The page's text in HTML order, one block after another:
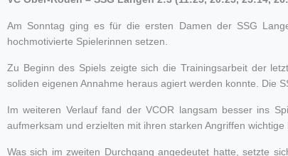
Am Sonntag ging es für die ersten Damen der SSG
hochmotivierte Spielerinnen setzen.
Zu Beginn des Spiels zeigte sich die Trainingsarbeit der
soliden eigenen Annahme heraus agiert werden konnte. Die
Im weiteren Verlauf fand der VCOR langsam besser ins
aufmerksam und erzielten mit ihren starken Angriffen
Was sich im zweiten Durchgang angedeutet hatte, setzte